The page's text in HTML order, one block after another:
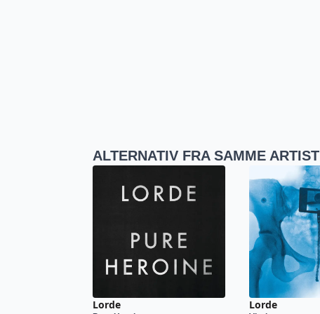
ALTERNATIV FRA SAMME ARTIST
Lorde Lorde